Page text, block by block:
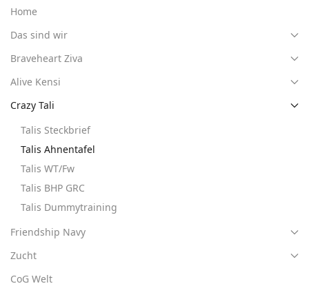
Home
Das sind wir
Braveheart Ziva
Alive Kensi
Crazy Tali
Talis Steckbrief
Talis Ahnentafel
Talis WT/Fw
Talis BHP GRC
Talis Dummytraining
Friendship Navy
Zucht
CoG Welt